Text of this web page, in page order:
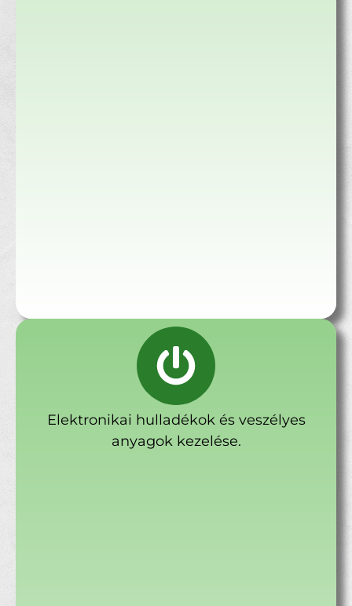
Elektronikai hulladékok és veszélyes
anyagok kezelése.